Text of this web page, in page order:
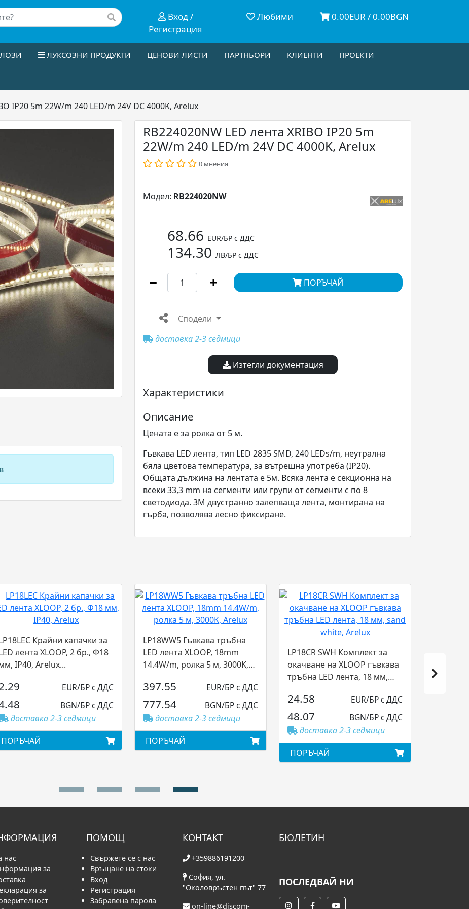
Вход /
Регистрация
Любими 0.00EUR / 0.00BGN
ЛУКСОЗНИ ПРОДУКТИ ЦЕНОВИ ЛИСТИ ПАРТНЬОРИ КЛИЕНТИ ПРОЕКТИ
IP20 5m 22W/m 240 LED/m 24V DC 4000K, Arelux
RB224020NW LED лента XRIBO IP20 5m
22W/m 240 LED/m 24V DC 4000K, Arelux
0 мнения
Модел: RB224020NW
68.66 EUR/БР с ДДС
134.30 ЛВ/БР с ДДС
ПОРЪЧАЙ
Сподели
доставка 2-3 седмици
Изтегли документация
Характеристики
Описание
Цената е за ролка от 5 м.
Гъвкава LED лента, тип LED 2835 SMD, 240 LEDs/m, неутрална
бяла цветова температура, за вътрешна употреба (IP20).
Общата дължина на лентата е 5м. Всяка лента е секционна на
всеки 33,3 mm на сегменти или групи от сегменти с по 8
светодиода. 3M двустранно залепваща лента, монтирана на
гърба, позволява лесно фиксиране.
Крайни капачки за
лента XLOOP, 2 бр., Ф18
IP40, Arelux...
EUR/БР с ДДС
BGN/БР с ДДС
доставка 2-3 седмици
ПОРЪЧАЙ
LP18WW5 Гъвкава тръбна
LED лента XLOOP, 18mm
14.4W/m, ролка 5 м, 3000K,
397.55 EUR/БР с ДДС
777.54
BGN/БР с ДДС
доставка 2-3 седмици
ПОРЪЧАЙ
LP18CR SWH Комплект за
окачване на XLOOP гъвкава
тръбна LED лента, 18 мм,
24.58 EUR/БР с ДДС
48.07
BGN/БР с ДДС
доставка 2-3 седмици
ПОРЪЧАЙ
нас
за
за
ПОМОЩ
Свържете се с нас
Връщане на стоки
Вход
Регистрация
Забравена парола
КОНТАКТ
+359886191200
София, ул.
"Околовръстен път" 77
on-line@discom-
БЮЛЕТИН
ПОСЛЕДВАЙ НИ